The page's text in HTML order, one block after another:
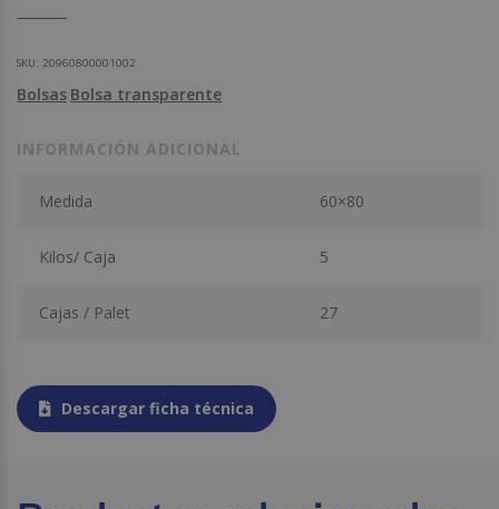
SKU: 20960800001002
Bolsas Bolsa transparente
INFORMACIÓN ADICIONAL
Medida 60×80
Kilos/ Caja 5
Cajas / Palet 27
Descargar ficha técnica